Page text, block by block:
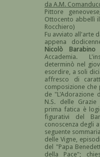
da A.M.
Pittore
Ottocento abbellì
Rocchiero)
Fu avviato all'arte
appena
Nicolò Barabino
Accademia.
determinò nel
esordire, a soli
affresco di
composizione che
de "L'Adorazione
N.S. delle Grazie
prima fatica è
figurativi del
conoscenza degli
seguente
delle Vigne,
del "Papa
della Pace";